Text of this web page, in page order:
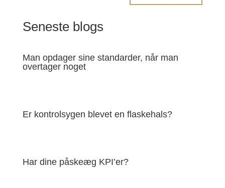
Seneste blogs
Man opdager sine standarder, når man
overtager noget
Er kontrolsygen blevet en flaskehals?
Har dine påskeæg KPI’er?